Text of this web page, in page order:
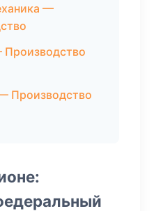
—
Производство